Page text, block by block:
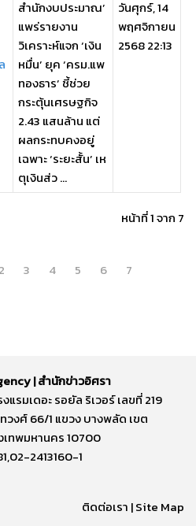
สำนักงบประมาณ’
แพร่รายงาน
วิเคราะห์แจก ‘เงิน
หมื่น’ ยุค ‘ครม.แพ
ทองธาร’ ชี้ช่วย
กระตุ้นเศรษฐกิจ
2.43 แสนล้าน แต่
ผลกระทบคงอยู่
เฉพาะ ‘ระยะสั้น’ เห
ตุเงินส่ว ...
วันศุกร์, 14
พฤศจิกายน
2568 22:13
หน้าที่ 1 จาก 7
2 3 4 5 6
7
| สำนักข่าวอิศรา
แรมเดอะ รอยัล ริเวอร์ เลขที่ 219
งศ์ 66/1 แขวง บางพลัด เขต
ทพมหานคร 10700
2413160-1
ติดต่อเรา |Site Map